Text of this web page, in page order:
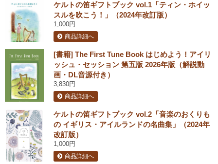
ケルトの笛ギフトブック vol.1「ティン・ホイッ
スルを吹こう！」（2024年改訂版）
1,000円
商品詳細へ
[書籍] The First Tune Book はじめよう！アイリ
ッシュ・セッション 第五版 2026年版（解説動
画・DL音源付き）
3,830円
商品詳細へ
ケルトの笛ギフトブック vol.2「音楽のおくりも
の イギリス・アイルランドの名曲集」（2024年
改訂版）
1,000円
商品詳細へ